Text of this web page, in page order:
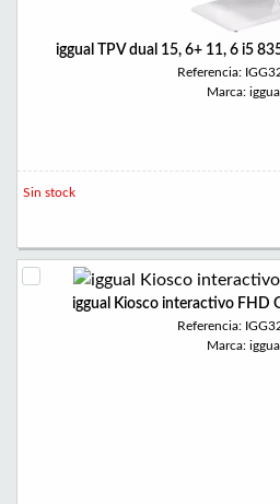
iggual TPV dual 15, 6+ 11, 6 i5
Referencia:
Marca: iggual
Sin stock
iggual Kiosco interactivo FHD
Referencia:
Marca: iggual